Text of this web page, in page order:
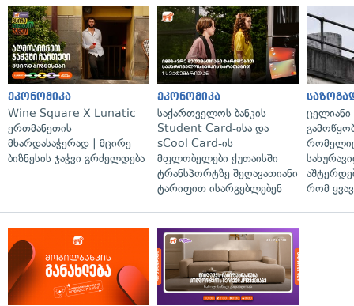
ეკონომიკა
Wine Square X Lunatic
ერთმანეთის
მხარდასაჭერად | მცირე
ბიზნესის ჯაჭვი გრძელდება
ეკონომიკა
საქართველოს ბანკის
Student Card-ისა და
sCool Card-ის
მფლობელები ქუთაისში
ტრანსპორტზე შეღავათიანი
ტარიფით ისარგებლებენ
რომელიც
რომ